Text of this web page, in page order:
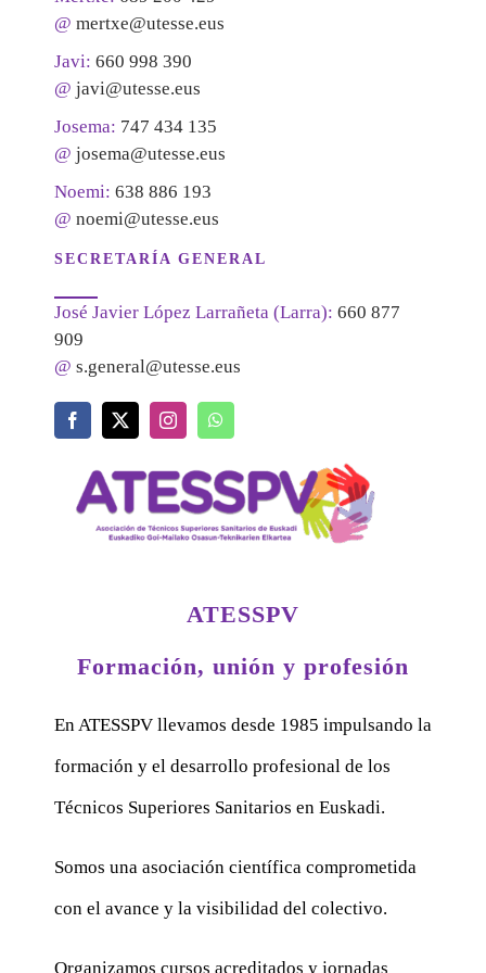
@ mertxe@utesse.eus
Javi: 660 998 390
@ javi@utesse.eus
Josema: 747 434 135
@ josema@utesse.eus
Noemi: 638 886 193
@ noemi@utesse.eus
SECRETARÍA GENERAL
José Javier López Larrañeta (Larra): 660 877
909
@ s.general@utesse.eus
ATESSPV
Formación, unión y profesión
En ATESSPV llevamos desde 1985 impulsando la
formación y el desarrollo profesional de los
Técnicos Superiores Sanitarios en Euskadi.
Somos una asociación científica comprometida
con el avance y la visibilidad del colectivo.
Organizamos cursos acreditados y jornadas